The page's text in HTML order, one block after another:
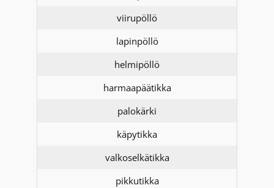
viirupöllö
lapinpöllö
helmipöllö
harmaapäätikka
palokärki
käpytikka
valkoselkätikka
pikkutikka